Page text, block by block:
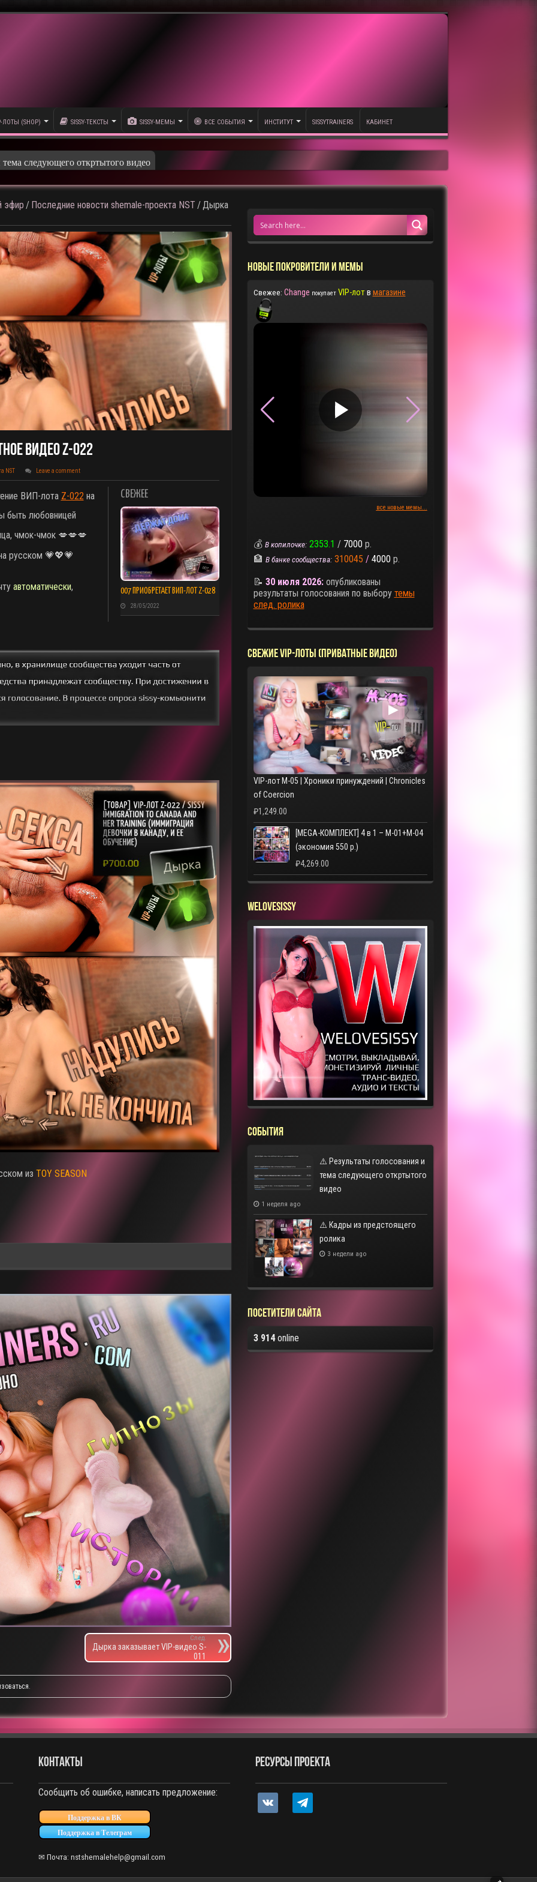
ЛОТЫ (SHOP) SISSY-ТЕКСТЫ SISSY-МЕМЫ ВСЕ СОБЫТИЯ ИНСТИТУТ SISSYTRAINERS КАБИНЕТ
эфир / Последние новости shemale-проекта NST / Дырка
Видео Z-022
NST Leave a comment
СВЕЖЕЕ
007 ПРИОБРЕТАЕТ ВИП-ЛОТ Z-028
28/05/2022
ВИП-лота Z-022 на
быть любовницей
чмок-чмок 💋💋💋
русском 💗💖💗
автоматически,
из TOY SEASON
След.
Дырка заказывает VIP-видео S-
011
.
НОВЫЕ ПОКРОВИТЕЛИ И МЕМЫ
Свежее: Change покупает VIP-лотв магазине
▶
все новые мемы...
💰 В копилочке: 2353.1 / 7000 р.
🏦 В банке сообщества: 310045 / 4000 р.
📝 30 июля 2026:опубликованы
результаты голосования по выбору темы
след. ролика
СВЕЖИЕ VIP-ЛОТЫ (ПРИВАТНЫЕ ВИДЕО)
▶
VIP-лот M-05 | Хроники принуждений | Chronicles
of Coercion
₽1,249.00
[MEGA-КОМПЛЕКТ] 4 в 1 – M-01+M-04
(экономия 550 р.)
₽4,269.00
WELOVESISSY
СОБЫТИЯ
⚠️ Результаты голосования и
тема следующего откртытого
видео
1 неделя ago
⚠️ Кадры из предстоящего
ролика
3 недели ago
Посетители сайта
3 914online
КОНТАКТЫ
Сообщить об ошибке, написать предложение:
Поддержка в ВК
Поддержка в Телеграм
✉ Почта: nstshemalehelp@gmail.com
РЕСУРСЫ ПРОЕКТА
vkontakte telegram